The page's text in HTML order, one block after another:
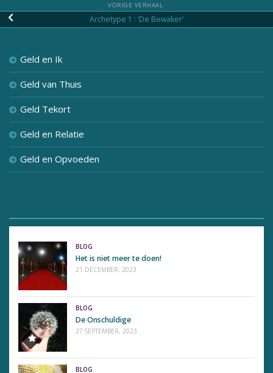
VORIGE VERHAAL
Archetype 1 : ‘De Bewaker’
Geld en Ik
Geld van Thuis
Geld Tekort
Geld en Relatie
Geld en Opvoeden
BLOG
Het is niet meer te doen!
21 DECEMBER, 2023
BLOG
De Onschuldige
27 SEPTEMBER, 2023
BLOG